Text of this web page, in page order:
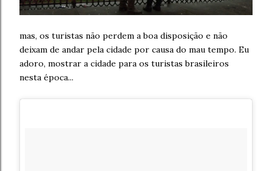
mas, os turistas não perdem a boa disposição e não
deixam de andar pela cidade por causa do mau tempo. Eu
adoro, mostrar a cidade para os turistas brasileiros
nesta época...